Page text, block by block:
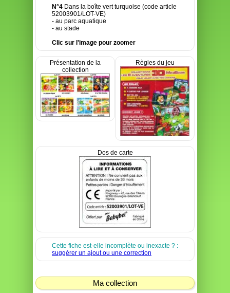
N°4 Dans la boîte vert turquoise (code article
52003901/LOT-VE)
- au parc aquatique
- au stade
Clic sur l'image pour zoomer
Présentation de la
collection
Règles du jeu
Dos de carte
Cette fiche est-elle incomplète ou inexacte ? :
suggérer un ajout ou une correction
Ma collection